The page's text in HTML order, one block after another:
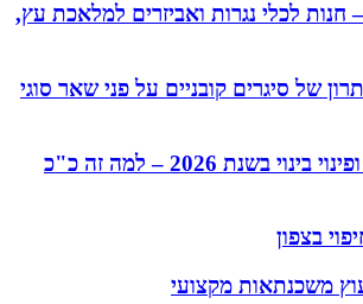
לכלי נגרות ואביזרים למלאכת עץ,
של סיגרים קובניים על פני שאר סוגי
התחדשות עירונית ופינוי בינוי בשנת 2026 – למה זה כ"כ
בצפון
משכנתאות מקצועי